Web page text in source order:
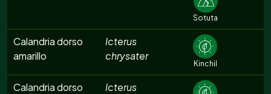
Sotuta
Calandria dorso
amarillo
Icterus
chrysater
Kinchil
Calandria dorso
Icterus